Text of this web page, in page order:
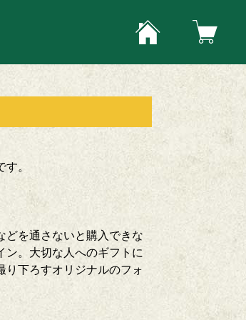
。
どを通さないと購入できな
ン。大切な人へのギフトに
り下ろすオリジナルのフォ